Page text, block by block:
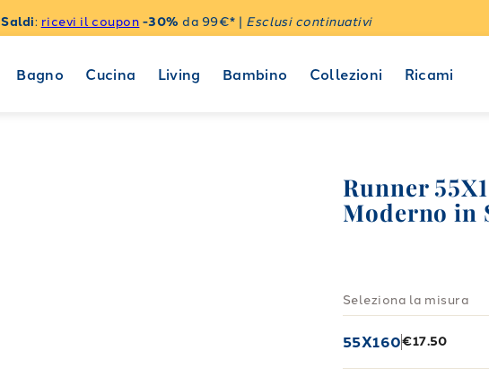
Saldi: ricevi il coupon -30% da 99€* | Esclusi continuativi
Bagno Cucina Living Bambino Collezioni Ricami
Runner
Moderno in
Seleziona la misura
55X160€17.50